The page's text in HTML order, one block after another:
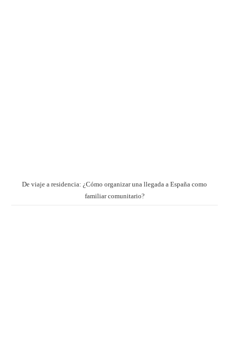
De viaje a residencia: ¿Cómo organizar una llegada a España como
familiar comunitario?